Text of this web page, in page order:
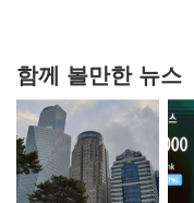
함께 볼만한 뉴스